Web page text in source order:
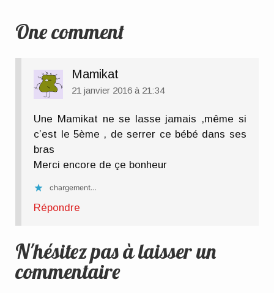
One comment
Mamikat
21 janvier 2016 à 21:34
Une Mamikat ne se lasse jamais ,même si
c’est le 5ème , de serrer ce bébé dans ses
bras
Merci encore de çe bonheur
chargement…
Répondre
N'hésitez pas à laisser un
commentaire